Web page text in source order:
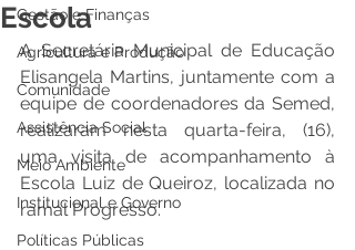
Gestão e Finanças
Agricultura e Produção
Comunidade
Assistência Social
Meio Ambiente
Institucional e Governo
Políticas Públicas
Escola
A Secretária Municipal de Educação
Elisangela Martins, juntamente com a
equipe de coordenadores da Semed,
realizaram nesta quarta-feira, (16),
uma visita de acompanhamento à
Escola Luiz de Queiroz, localizada no
ramal Progresso.